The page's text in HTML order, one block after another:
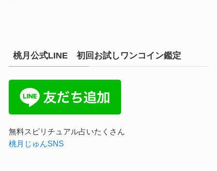
桃月公式LINE 初回お試しワンコイン鑑定
無料スピリチュアル占いたくさん
桃月じゅんSNS